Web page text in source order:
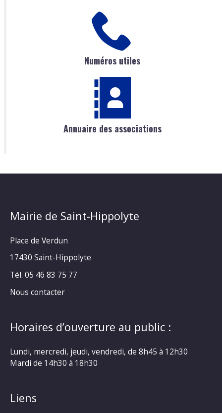
Numéros utiles
Annuaire des associations
Mairie de Saint-Hippolyte
Place de Verdun
17430 Saint-Hippolyte
Tél. 05 46 83 75 77
Nous contacter
Horaires d’ouverture au public :
Lundi, mercredi, jeudi, vendredi, de 8h45 à 12h30
Mardi de 14h30 à 18h30
Liens